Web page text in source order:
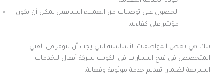
الحصول على توصيات من العملاء السابقين يمكن أن يكون
مؤشر على كفاءته.
تلك هي بعض المواصفات الأساسية التي يجب أن تتوفر في الفني
المتخصص في فتح السيارات في الكويت شركة أقفال للخدمات
السريعة لضمان تقديم خدمة موثوقة وفعالة.